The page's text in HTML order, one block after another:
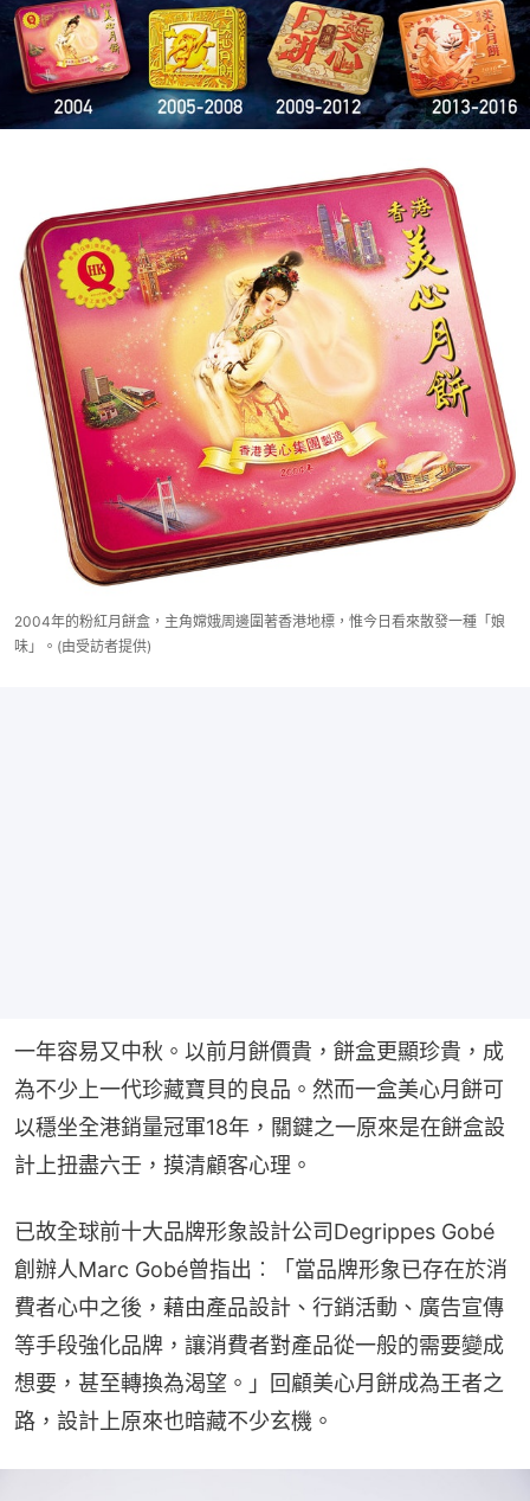
2004年的粉紅月餅盒，主角嫦娥周邊圍著香港地標，惟今日看來散發一種「娘
味」。(由受訪者提供)
一年容易又中秋。以前月餅價貴，餅盒更顯珍貴，成
為不少上一代珍藏寶貝的良品。然而一盒美心月餅可
以穩坐全港銷量冠軍18年，關鍵之一原來是在餅盒設
計上扭盡六壬，摸清顧客心理。
已故全球前十大品牌形象設計公司Degrippes Gobé
創辦人Marc Gobé曾指出︰「當品牌形象已存在於消
費者心中之後，藉由產品設計、行銷活動、廣告宣傳
等手段強化品牌，讓消費者對產品從一般的需要變成
想要，甚至轉換為渴望。」回顧美心月餅成為王者之
路，設計上原來也暗藏不少玄機。